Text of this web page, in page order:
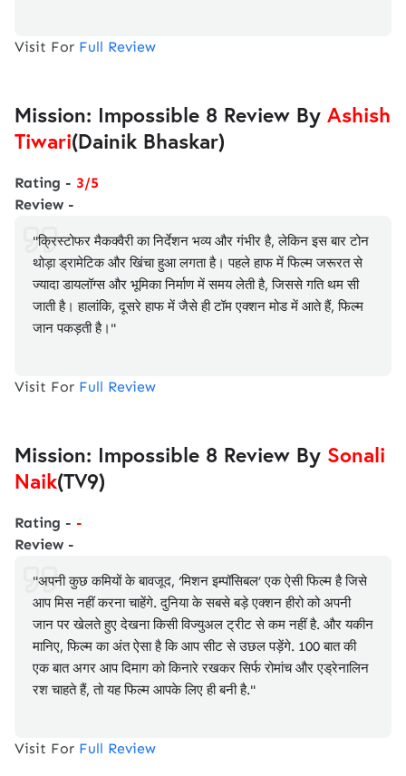
Visit For Full Review
Mission: Impossible 8 Review By Ashish
Tiwari(Dainik Bhaskar)
Rating - 3/5
Review -
"क्रिस्टोफर मैकक्वैरी का निर्देशन भव्य और गंभीर है, लेकिन इस बार टोन
थोड़ा ड्रामेटिक और खिंचा हुआ लगता है। पहले हाफ में फिल्म जरूरत से
ज्यादा डायलॉग्स और भूमिका निर्माण में समय लेती है, जिससे गति थम सी
जाती है। हालांकि, दूसरे हाफ में जैसे ही टॉम एक्शन मोड में आते हैं, फिल्म
जान पकड़ती है।"
Visit For Full Review
Mission: Impossible 8 Review By Sonali
Naik(TV9)
Rating - -
Review -
"अपनी कुछ कमियों के बावजूद, ‘मिशन इम्पॉसिबल’ एक ऐसी फिल्म है जिसे
आप मिस नहीं करना चाहेंगे. दुनिया के सबसे बड़े एक्शन हीरो को अपनी
जान पर खेलते हुए देखना किसी विज्युअल ट्रीट से कम नहीं है. और यकीन
मानिए, फिल्म का अंत ऐसा है कि आप सीट से उछल पड़ेंगे. 100 बात की
एक बात अगर आप दिमाग को किनारे रखकर सिर्फ रोमांच और एड्रेनालिन
रश चाहते हैं, तो यह फिल्म आपके लिए ही बनी है."
Visit For Full Review